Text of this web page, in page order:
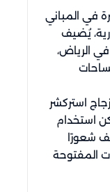
في المباني
يُضيف
الرياض،
استركشر
استخدام
شعورًا
المفتوحة